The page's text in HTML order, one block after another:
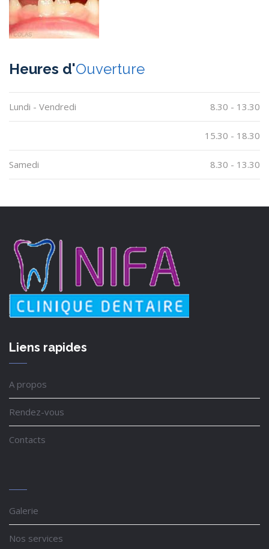
Heures d'Ouverture
Lundi - Vendredi 8.30 - 13.30
15.30 - 18.30
Samedi 8.30 - 13.30
Liens rapides
A propos
Rendez-vous
Contacts
Galerie
Nos services